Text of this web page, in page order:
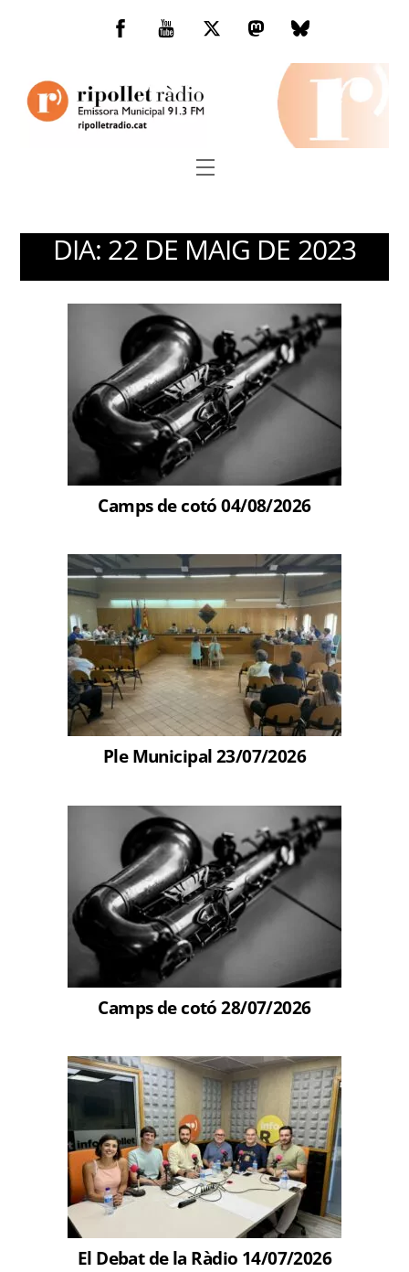
Facebook
You
TwitterMastodonBluesky
Menu
DIA: 22 DE MAIG DE 2023
Camps de cotó 04/08/2026
Ple Municipal 23/07/2026
Camps de cotó 28/07/2026
El Debat de la Ràdio 14/07/2026